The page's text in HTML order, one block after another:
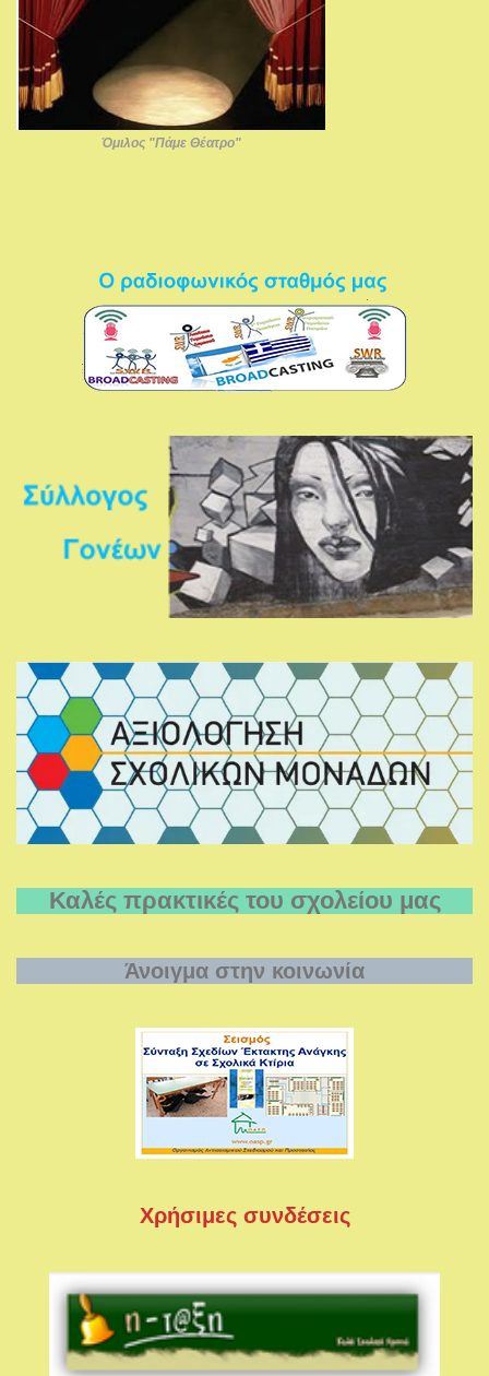
Όμιλος "Πάμε Θέατρο"
Καλές πρακτικές του σχολείου μας
Άνοιγμα στην κοινωνία
Χρήσιμες συνδέσεις